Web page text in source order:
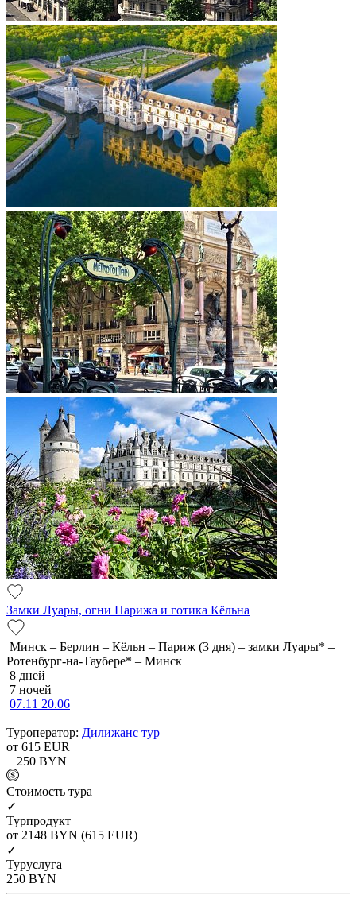
Замки Луары, огни Парижа и готика Кёльна
Минск – Берлин – Кёльн – Париж (3 дня) – замки Луары* –
Ротенбург-на-Таубере* – Минск
8 дней
7 ночей
07.11 20.06
Туроператор: Дилижанс тур
от 615 EUR
+ 250 BYN
Cтоимость тура
✓
Турпродукт
от 2148 BYN (615 EUR)
✓
Туруслуга
250 BYN